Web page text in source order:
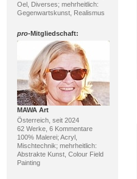
Oel, Diverses; mehrheitlich:
Gegenwartskunst, Realismus
pro-Mitgliedschaft:
MAWA Art
Österreich, seit 2024
62 Werke, 6 Kommentare
100% Malerei; Acryl,
Mischtechnik; mehrheitlich:
Abstrakte Kunst, Colour Field
Painting